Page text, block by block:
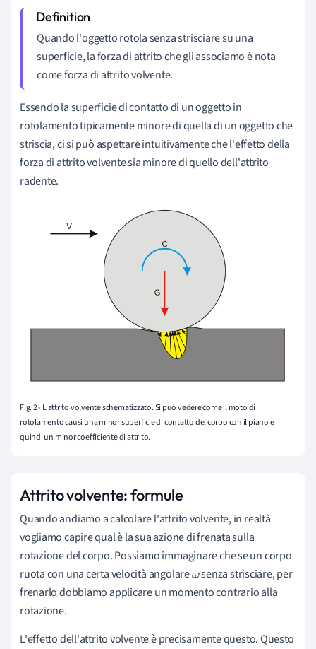
Quando l'oggetto rotola senza strisciare su una
superficie, la forza di attrito che gli associamo è nota
come forza di attrito volvente.
Essendo la superficie di contatto di un oggetto in
rotolamento tipicamente minore di quella di un oggetto che
striscia, ci si può aspettare intuitivamente che l'effetto della
forza di attrito volvente sia minore di quello dell'attrito
radente.
Fig. 2 - L'attrito volvente schematizzato. Si può vedere come il moto di
rotolamento causi una minor superficie di contatto del corpo con il piano e
quindi un minor coefficiente di attrito.
Attrito volvente: formule
Quando andiamo a calcolare l'attrito volvente, in realtà
vogliamo capire qual è la sua azione di frenata sulla
rotazione del corpo. Possiamo immaginare che se un corpo
ruota con una certa velocità angolareωsenza strisciare, per
frenarlo dobbiamo applicare un momento contrario alla
rotazione.
L'effetto dell'attrito volvente è precisamente questo. Questo